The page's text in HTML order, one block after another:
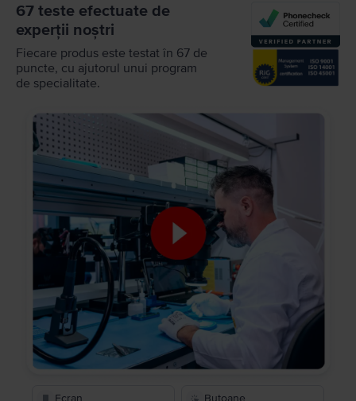
67 teste efectuate de
experții noștri
Fiecare produs este testat în 67 de
puncte, cu ajutorul unui program
de specialitate.